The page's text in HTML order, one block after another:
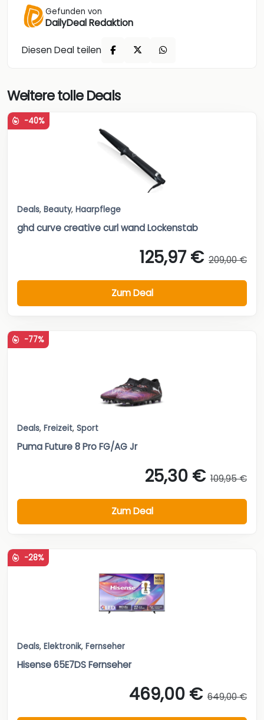
Gefunden von
DailyDeal Redaktion
Diesen Deal teilen
Weitere tolle Deals
-40%
Deals, Beauty, Haarpflege
ghd curve creative curl wand Lockenstab
125,97 € 209,00 €
Zum Deal
-77%
Deals, Freizeit, Sport
Puma Future 8 Pro FG/AG Jr
25,30 € 109,95 €
Zum Deal
-28%
Deals, Elektronik, Fernseher
Hisense 65E7DS Fernseher
469,00 € 649,00 €